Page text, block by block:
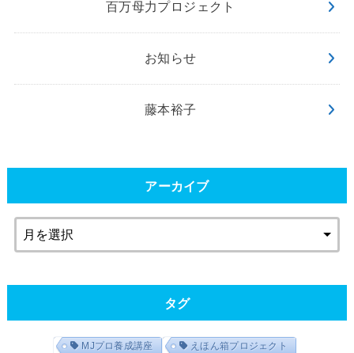
百万母力プロジェクト
お知らせ
藤本裕子
アーカイブ
タグ
MJプロ養成講座 えほん箱プロジェクト